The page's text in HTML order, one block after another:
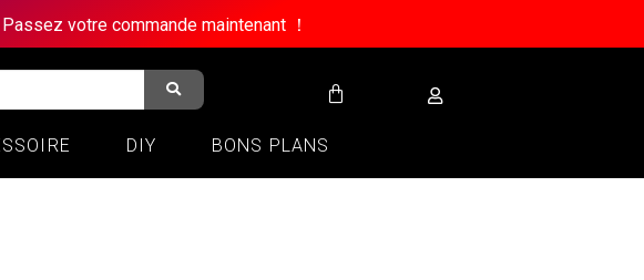
votre commande maintenant ！
DIY BONS PLANS